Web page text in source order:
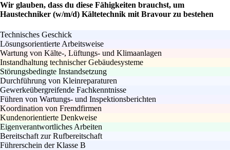
Wir glauben, dass du diese Fähigkeiten brauchst, um
Haustechniker (w/m/d) Kältetechnik mit Bravour zu bestehen
Technisches Geschick
Lösungsorientierte Arbeitsweise
Wartung von Kälte-, Lüftungs- und Klimaanlagen
Instandhaltung technischer Gebäudesysteme
Störungsbedingte Instandsetzung
Durchführung von Kleinreparaturen
Gewerkeübergreifende Fachkenntnisse
Führen von Wartungs- und Inspektionsberichten
Koordination von Fremdfirmen
Kundenorientierte Denkweise
Eigenverantwortliches Arbeiten
Bereitschaft zur Rufbereitschaft
Führerschein der Klasse B